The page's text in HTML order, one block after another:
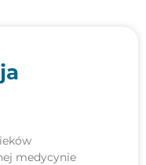
medycynie